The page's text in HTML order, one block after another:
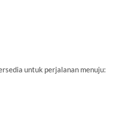
untuk perjalanan menuju: